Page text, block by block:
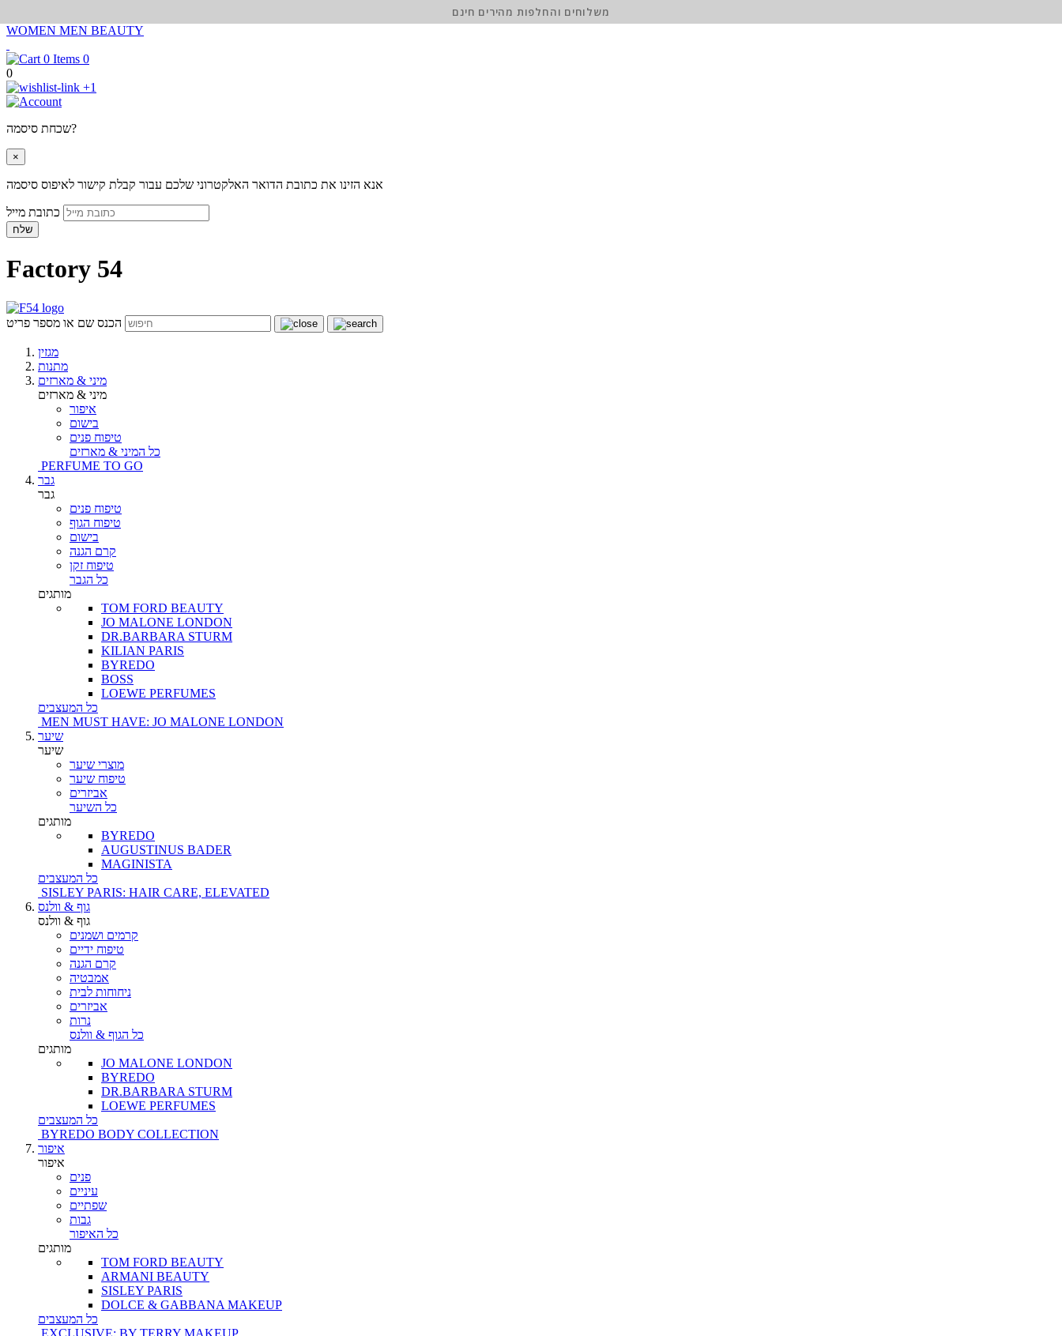
WOMEN MEN BEAUTY
0
0
+1
שכחת סיסמה?
×
אנא הזינו את כתובת הדואר האלקטרוני שלכם עבור קבלת קישור לאיפוס סיסמה
שלח
Factory 54
הכנס שם או מספר פריט
מגזין
מתנות
מיני & מארזים
מיני & מארזים
איפור
בישום
טיפוח פנים
כל המיני & מארזים
PERFUME TO GO
גבר
גבר
טיפוח פנים
טיפוח הגוף
בישום
קרם הגנה
טיפוח זקן
כל הגבר
מותגים
TOM FORD BEAUTY
JO MALONE LONDON
DR.BARBARA STURM
KILIAN PARIS
BYREDO
BOSS
LOEWE PERFUMES
כל המעצבים
MEN MUST HAVE: JO MALONE LONDON
שיער
שיער
מוצרי שיער
טיפוח שיער
אביזרים
כל השיער
מותגים
BYREDO
AUGUSTINUS BADER
MAGINISTA
כל המעצבים
SISLEY PARIS: HAIR CARE, ELEVATED
גוף & וולנס
גוף & וולנס
קרמים ושמנים
טיפוח ידיים
קרם הגנה
אמבטיה
ניחוחות לבית
אביזרים
נרות
כל הגוף & וולנס
מותגים
JO MALONE LONDON
BYREDO
DR.BARBARA STURM
LOEWE PERFUMES
כל המעצבים
BYREDO BODY COLLECTION
איפור
איפור
פנים
עיניים
שפתיים
גבות
כל האיפור
מותגים
TOM FORD BEAUTY
ARMANI BEAUTY
SISLEY PARIS
DOLCE & GABBANA MAKEUP
כל המעצבים
EXCLUSIVE: BY TERRY MAKEUP
משלוחים והחלפות מהירים חינם